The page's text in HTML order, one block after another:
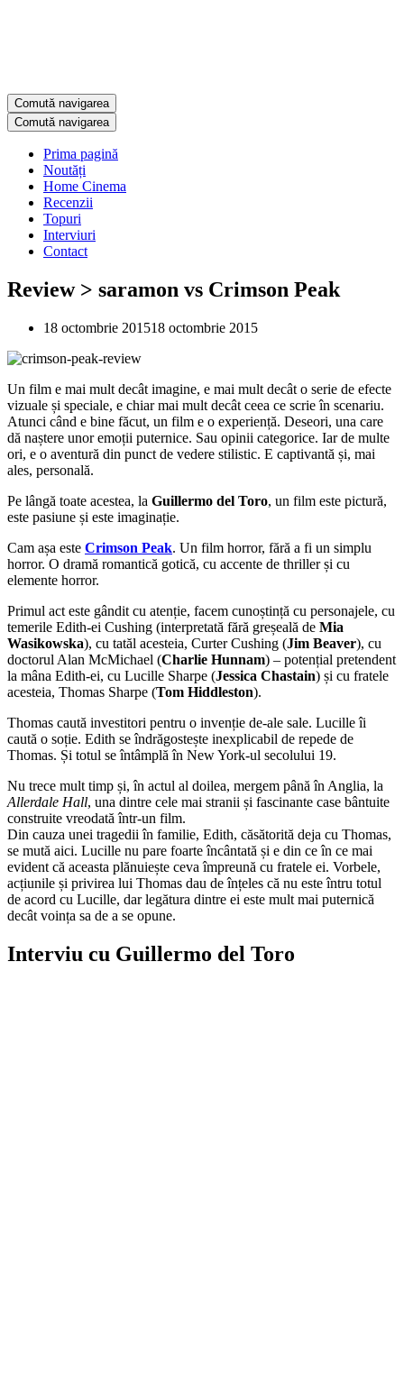
Comută navigarea
Comută navigarea
Prima pagină
Noutăți
Home Cinema
Recenzii
Topuri
Interviuri
Contact
Review > saramon vs Crimson Peak
18 octombrie 201518 octombrie 2015
Un film e mai mult decât imagine, e mai mult decât o serie de efecte
vizuale și speciale, e chiar mai mult decât ceea ce scrie în scenariu.
Atunci când e bine făcut, un film e o experiență. Deseori, una care
dă naștere unor emoții puternice. Sau opinii categorice. Iar de multe
ori, e o aventură din punct de vedere stilistic. E captivantă și, mai
ales, personală.
Pe lângă toate acestea, la Guillermo del Toro, un film este pictură,
este pasiune și este imaginație.
Cam așa este Crimson Peak. Un film horror, fără a fi un simplu
horror. O dramă romantică gotică, cu accente de thriller și cu
elemente horror.
Primul act este gândit cu atenție, facem cunoștință cu personajele, cu
temerile Edith-ei Cushing (interpretată fără greșeală de Mia
Wasikowska), cu tatăl acesteia, Curter Cushing (Jim Beaver), cu
doctorul Alan McMichael (Charlie Hunnam) – potențial pretendent
la mâna Edith-ei, cu Lucille Sharpe (Jessica Chastain) și cu fratele
acesteia, Thomas Sharpe (Tom Hiddleston).
Thomas caută investitori pentru o invenție de-ale sale. Lucille îi
caută o soție. Edith se îndrăgostește inexplicabil de repede de
Thomas. Și totul se întâmplă în New York-ul secolului 19.
Nu trece mult timp și, în actul al doilea, mergem până în Anglia, la
Allerdale Hall, una dintre cele mai stranii și fascinante case bântuite
construite vreodată într-un film.
Din cauza unei tragedii în familie, Edith, căsătorită deja cu Thomas,
se mută aici. Lucille nu pare foarte încântată și e din ce în ce mai
evident că aceasta plănuiește ceva împreună cu fratele ei. Vorbele,
acțiunile și privirea lui Thomas dau de înțeles că nu este întru totul
de acord cu Lucille, dar legătura dintre ei este mult mai puternică
decât voința sa de a se opune.
Interviu cu Guillermo del Toro